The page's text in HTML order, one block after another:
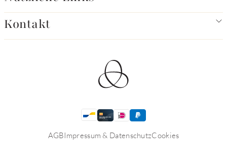
Kontakt
AGBImpressum & DatenschutzCookies